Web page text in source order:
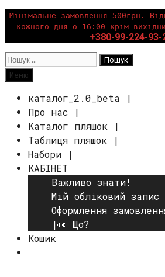
Перейти
вмісту
Мінімальне замовлення 500грн.
кожного дня о 16:00 крім
+380-99-224-93-
Пошук:
Пошук
Меню
каталог_2.0_beta |
Про нас |
Каталог пляшок |
Таблиця пляшок |
Набори |
КАБІНЕТ
Важливо знати!
Мій обліковий запис
Оформлення
|👀 Що?
Кошик